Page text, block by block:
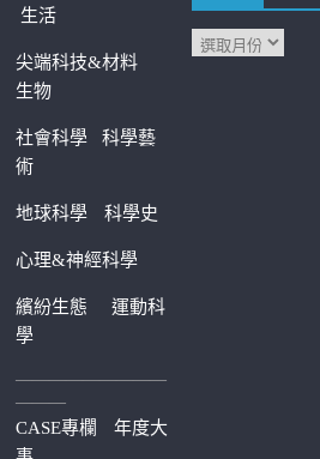
生活
尖端科技&材料
生物
社會科學科學藝
術
地球科學 科學史
心理&神經科學
繽紛生態運動科
學
—————————
———
CASE專欄
年度大